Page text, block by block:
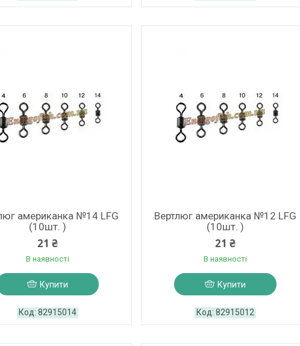
американка №14 LFG
(10шт. )
21 ₴
В наявності
Купити
82915014
Вертлюг американка №12 LFG
(10шт. )
21 ₴
В наявності
Купити
82915012